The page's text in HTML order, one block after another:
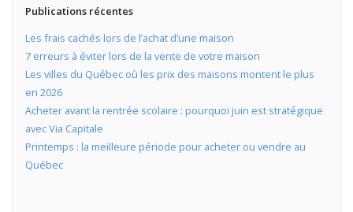
Publications récentes
Les frais cachés lors de l’achat d’une maison
7 erreurs à éviter lors de la vente de votre maison
Les villes du Québec où les prix des maisons montent le plus
en 2026
Acheter avant la rentrée scolaire : pourquoi juin est stratégique
avec Via Capitale
Printemps : la meilleure période pour acheter ou vendre au
Québec